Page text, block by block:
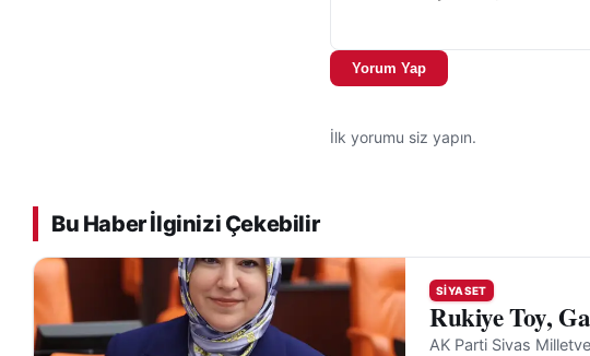
Yorum Yap
İlk yorumu siz yapın.
Bu Haber İlginizi Çekebilir
SIYASET
Rukiye Toy,
AK Parti Sivas